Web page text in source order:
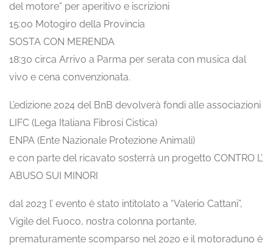
del motore” per aperitivo e iscrizioni
15:00 Motogiro della Provincia
SOSTA CON MERENDA
18:30 circa Arrivo a Parma per serata con musica dal
vivo e cena convenzionata.
L’edizione 2024 del BnB devolverà fondi alle associazioni
LIFC (Lega Italiana Fibrosi Cistica)
ENPA (Ente Nazionale Protezione Animali)
e con parte del ricavato sosterrà un progetto CONTRO L’
ABUSO SUI MINORI
dal 2023 l’ evento è stato intitolato a “Valerio Cattani”,
Vigile del Fuoco, nostra colonna portante,
prematuramente scomparso nel 2020 e il motoraduno è